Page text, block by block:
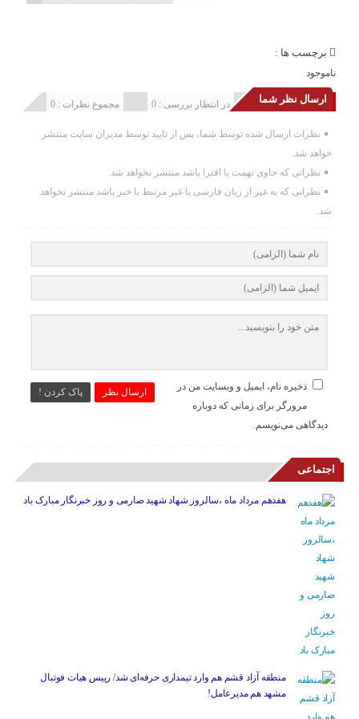
برچسب ها :
ناموجود
ارسال نظر شما مجموع نظرات : 0 در انتظار بررسی : 0 انتشار یافته : 0
نظرات ارسال شده توسط شما، پس از تایید توسط مدیران سایت منتشر
خواهد شد.
نظراتی که حاوی تهمت یا افترا باشد منتشر نخواهد شد.
نظراتی که به غیر از زبان فارسی یا غیر مرتبط با خبر باشد منتشر نخواهد
شد.
ارسال نظر پاک کردن !
ذخیره نام، ایمیل و وبسایت من در
مرورگر برای زمانی که دوباره
دیدگاهی می‌نویسم.
اجتماعی
هفدهم مرداد ماه ،سالروز شهاد شهید صارمی و روز خبرنگار مبارک باد
منطقه آزاد قشم هم وارد تیمداری حرفه‌ای شد/ رییس هیات فوتبال
مشهد هم مدیرعامل!